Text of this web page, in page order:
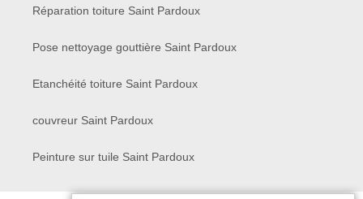
Réparation toiture Saint Pardoux
Pose nettoyage gouttière Saint Pardoux
Etanchéité toiture Saint Pardoux
couvreur Saint Pardoux
Peinture sur tuile Saint Pardoux